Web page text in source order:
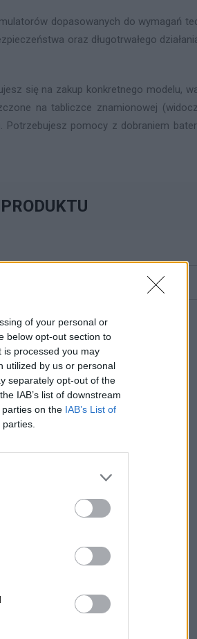
of your personal or
below opt-out section to
processed you may
utilized by us or personal
separately opt-out of the
IAB’s list of downstream
on the IAB’s List of
dopasowanych do wymagań
oraz długotrwałego
się na zakup konkretnego modelu,
na tabliczce znamionowej
Potrzebujesz pomocy z dobraniem